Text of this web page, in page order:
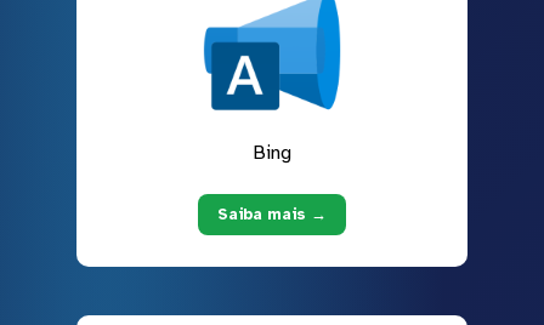
Bing
Saiba mais →